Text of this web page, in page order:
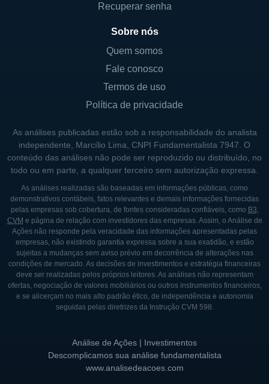
Recuperar senha
Sobre nós
Quem somos
Fale conosco
Termos de uso
Política de privacidade
As análises publicadas estão sob a responsabilidade do analista
independente, Marcílio Lima, CNPI Fundamentalista 7947. O
conteúdo das análises não pode ser reproduzido ou distribuído, no
todo ou em parte, a qualquer terceiro sem autorização expressa.
As análises realizadas são baseadas em informações públicas, como
demonstrativos contábeis, fatos relevantes e demais informações fornecidas
pelas empresas sob cobertura, de fontes consideradas confiáveis, como B3,
CVM e página de relação com investidores das empresas. Assim, o Análise de
Ações não responde pela veracidade das informações apresentadas pelas
empresas, não existindo garantia expressa sobre a sua exatidão, e estão
sujeitas a mudanças sem aviso prévio em decorrência de alterações nas
condições de mercado. As decisões de investimentos e estratégia financeiras
deve ser realizadas pelos próprios leitores. As análises não representam
ofertas, negociação de valores mobiliários ou outros instrumentos financeiros,
e se alicerçam no mais alto padrão ético, de independência e autonomia
seguidas pelas diretrizes da Instrução CVM 598.
Análise de Ações | Investimentos
Descomplicamos sua análise fundamentalista
www.analisedeacoes.com